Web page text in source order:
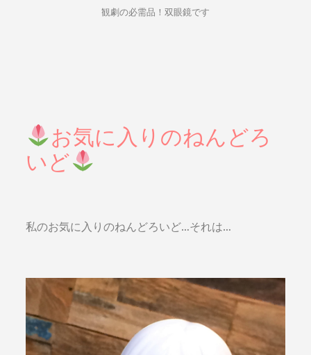
観劇の必需品！双眼鏡です
お気に入りのねんどろ
いど
私のお気に入りのねんどろいど…それは…